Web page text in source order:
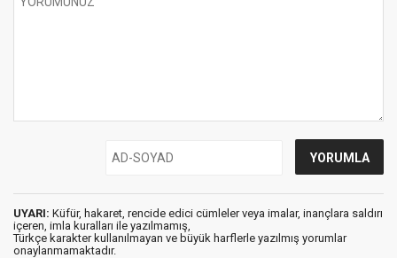
UYARI: Küfür, hakaret, rencide edici cümleler veya imalar, inançlara saldırı
içeren, imla kuralları ile yazılmamış,
Türkçe karakter kullanılmayan ve büyük harflerle yazılmış yorumlar
onaylanmamaktadır.